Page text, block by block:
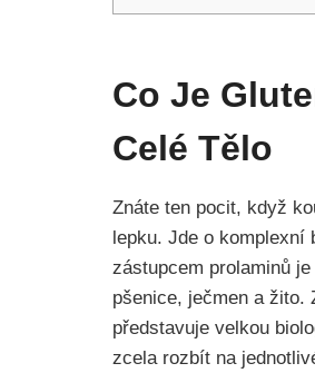
Co Je
Celé Tělo
Znáte ten pocit, když
lepku. Jde o
zástupcem prolaminů
pšenice, ječmen a
představuje velkou
zcela rozbít na